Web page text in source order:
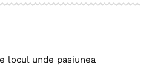
locul unde pasiunea